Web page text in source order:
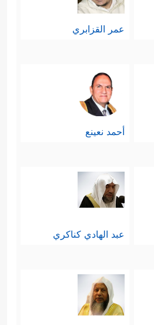
عمر القزابري
أحمد نعينع
عبد الهادي كناكري